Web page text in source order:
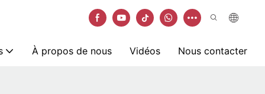
À propos de nous Vidéos Nous contacter